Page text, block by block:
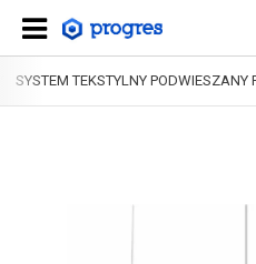
SYSTEM TEKSTYLNY